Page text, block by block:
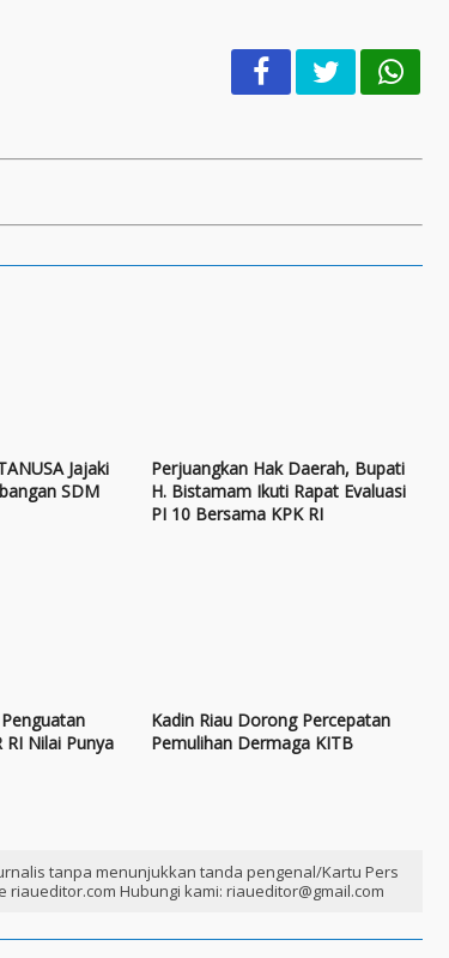
Jajaki
SDM
Perjuangkan Hak Daerah, Bupati
H. Bistamam Ikuti Rapat Evaluasi
PI 10 Bersama KPK RI
RI Nilai Punya
Kadin Riau Dorong Percepatan
Pemulihan Dermaga KITB
tanpa menunjukkan tanda pengenal/Kartu Pers
Hubungi kami: riaueditor@gmail.com